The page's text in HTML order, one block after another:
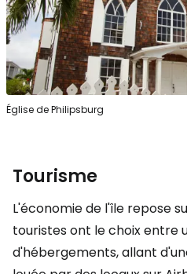
Église de Philipsburg
Tourisme
L'économie de l'île repose
touristes ont le choix entre
d'hébergements, allant